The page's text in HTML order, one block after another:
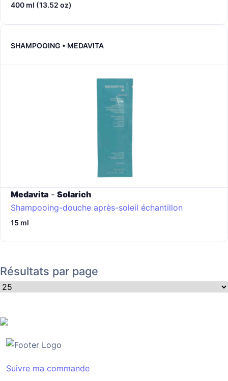
400 ml (13.52 oz)
SHAMPOOING • MEDAVITA
Medavita - Solarich
Shampooing-douche après-soleil échantillon
15 ml
Résultats par page
Suivre ma commande